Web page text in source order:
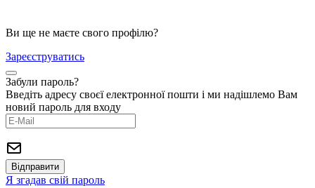
Ви ще не маєте свого профілю?
Зареєструватись
Забули пароль?
Введіть адресу своєї електронної пошти і ми надішлемо Вам
новий пароль для входу
Я згадав свій пароль